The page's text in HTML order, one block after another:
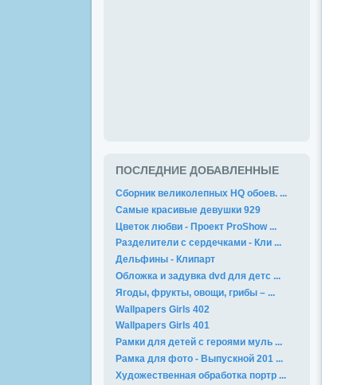
ПОСЛЕДНИЕ ДОБАВЛЕННЫЕ
Сборник великолепных HQ обоев. ...
Самые красивые девушки 929
Цветок любви - Проект ProShow ...
Разделители с сердечками - Кли ...
Дельфины - Клипарт
Обложка и задувка dvd для детс ...
Ягоды, фрукты, овощи, грибы – ...
Wallpapers Girls 402
Wallpapers Girls 401
Рамки для детей с героями муль ...
Рамка для фото - Выпускной 201 ...
Художественная обработка портр ...